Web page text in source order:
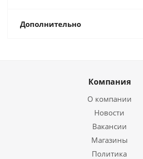
Дополнительно
Компания
О компании
Новости
Вакансии
Магазины
Политика